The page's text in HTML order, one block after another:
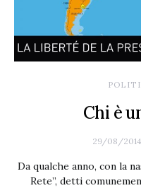
Chi è
29/08/2014
Da qualche anno, con la
Rete”, detti